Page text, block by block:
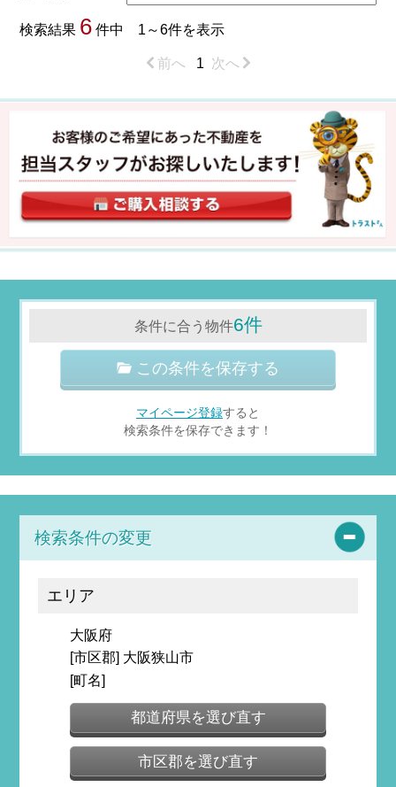
検索結果 6 件中 1～6件を表示
前へ 1 次へ
条件に合う物件6件
この条件を保存する
マイページ登録すると
検索条件を保存できます！
検索条件の変更
エリア
大阪府
[市区郡] 大阪狭山市
[町名]
都道府県を選び直す
市区郡を選び直す